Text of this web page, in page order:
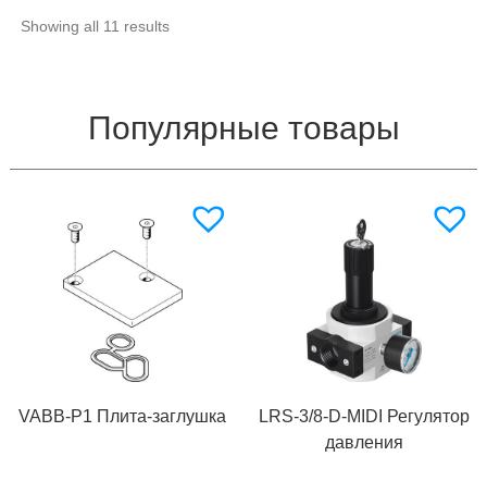
Showing all 11 results
Популярные товары
VABB-P1 Плита-заглушка
LRS-3/8-D-MIDI Регулятор
давления